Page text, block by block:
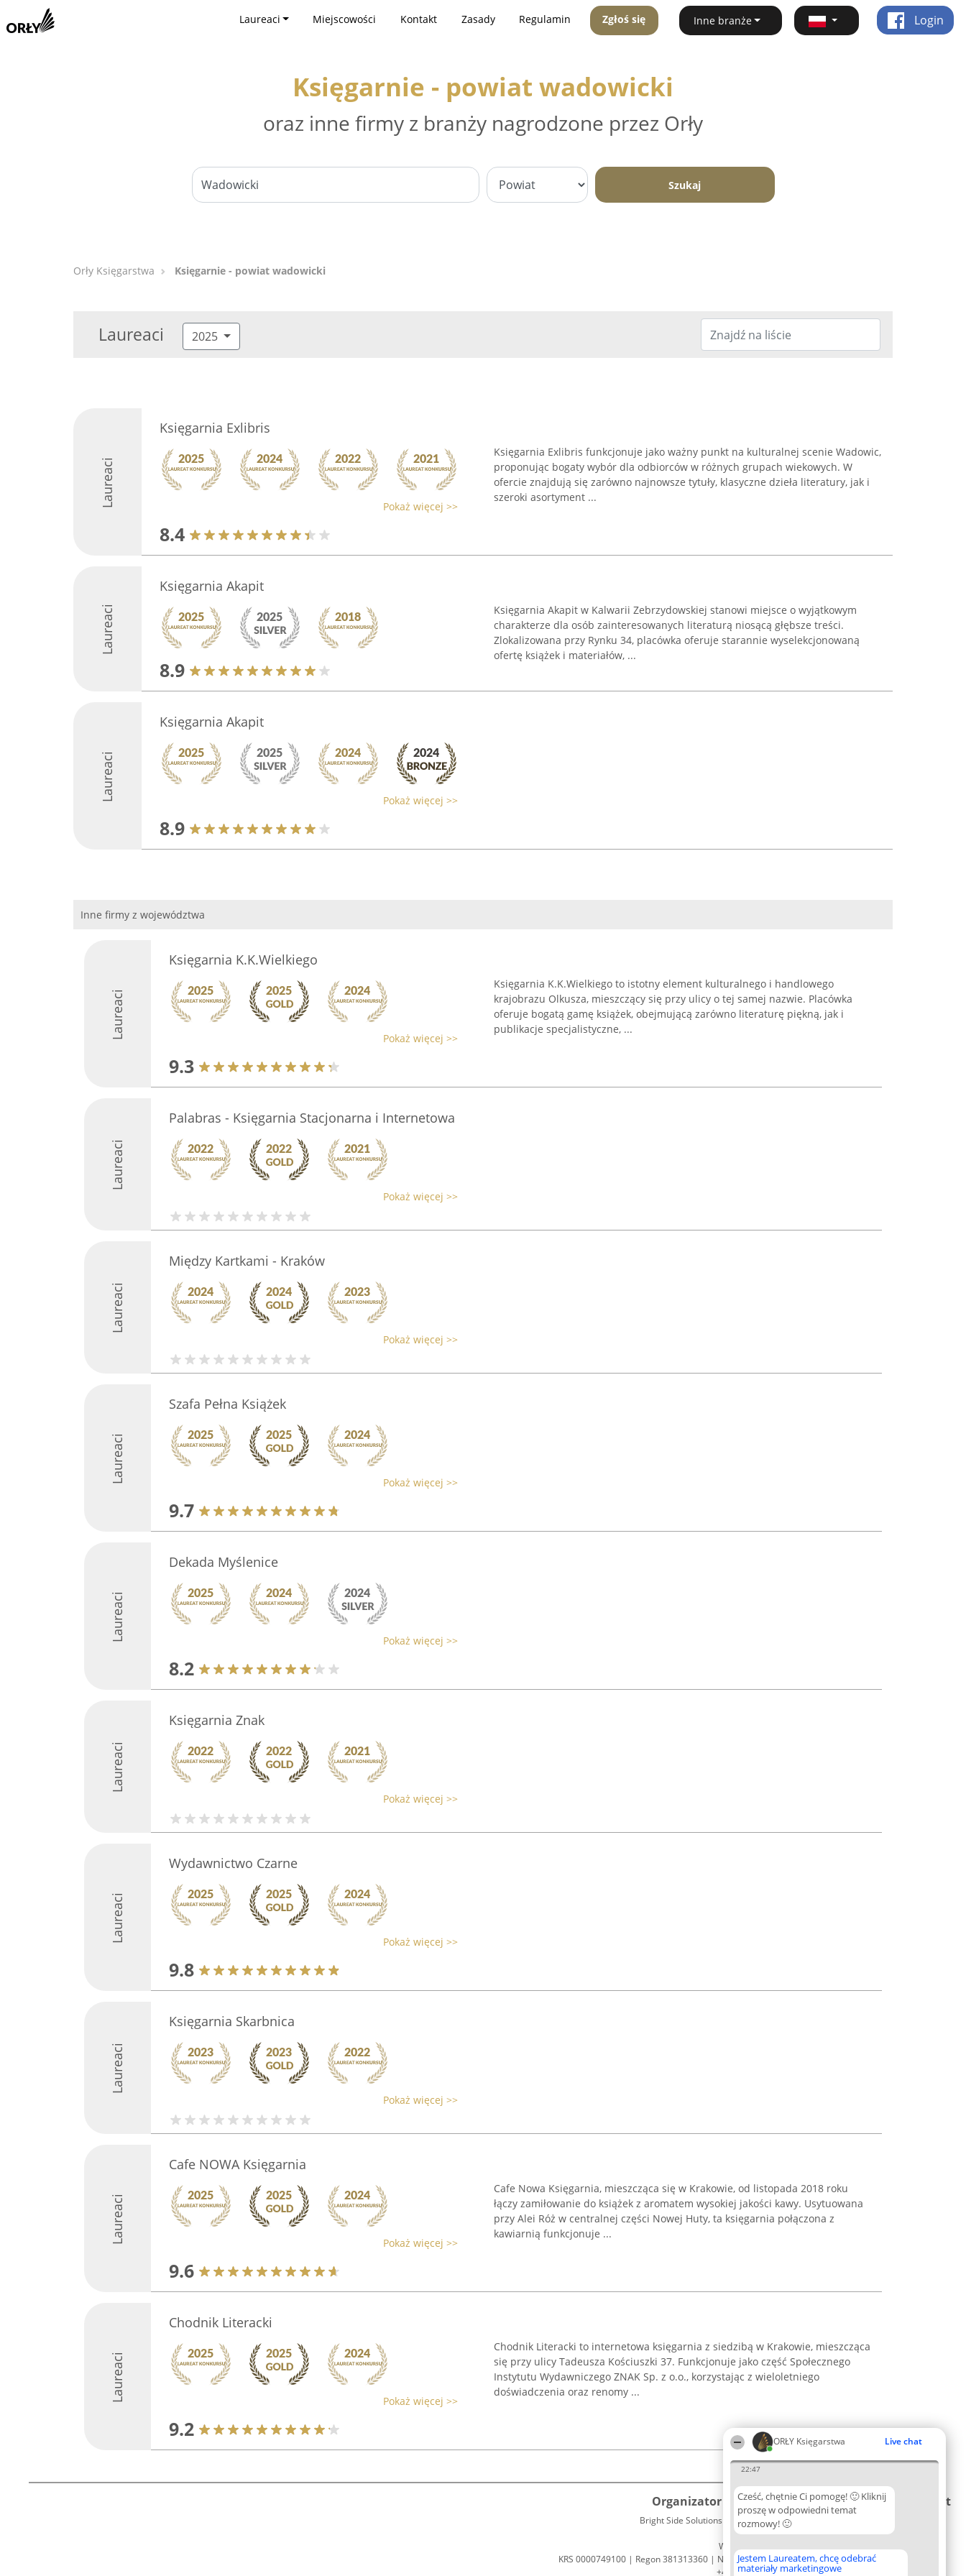
ORŁY Księgarstwa Live chat
22:47
Cześć, chętnie Ci pomogę! 🙂 Kliknij
proszę w odpowiedni temat
rozmowy! 🙂
Jestem Laureatem, chcę odebrać
materiały marketingowe
Laureaci Miejscowości Kontakt Zasady Regulamin Zgłoś się Inne branże Login
Księgarnie - powiat wadowicki
oraz inne firmy z branży nagrodzone przez Orły
Szukaj
Orły Księgarstwa Księgarnie - powiat wadowicki
Laureaci 2025
Laureaci
Księgarnia Exlibris
Pokaż więcej >>
8.4
Księgarnia Exlibris funkcjonuje jako ważny punkt na kulturalnej scenie Wadowic,
proponując bogaty wybór dla odbiorców w różnych grupach wiekowych. W
ofercie znajdują się zarówno najnowsze tytuły, klasyczne dzieła literatury, jak i
szeroki asortyment ...
Laureaci
Księgarnia Akapit
8.9
Księgarnia Akapit w Kalwarii Zebrzydowskiej stanowi miejsce o wyjątkowym
charakterze dla osób zainteresowanych literaturą niosącą głębsze treści.
Zlokalizowana przy Rynku 34, placówka oferuje starannie wyselekcjonowaną
ofertę książek i materiałów, ...
Laureaci
Księgarnia Akapit
Pokaż więcej >>
8.9
Inne firmy z województwa
Laureaci
Księgarnia K.K.Wielkiego
Pokaż więcej >>
9.3
Księgarnia K.K.Wielkiego to istotny element kulturalnego i handlowego
krajobrazu Olkusza, mieszczący się przy ulicy o tej samej nazwie. Placówka
oferuje bogatą gamę książek, obejmującą zarówno literaturę piękną, jak i
publikacje specjalistyczne, ...
Laureaci
Palabras - Księgarnia Stacjonarna i Internetowa
Pokaż więcej >>
Laureaci
Między Kartkami - Kraków
Pokaż więcej >>
Laureaci
Szafa Pełna Książek
Pokaż więcej >>
9.7
Laureaci
Dekada Myślenice
Pokaż więcej >>
8.2
Laureaci
Księgarnia Znak
Pokaż więcej >>
Laureaci
Wydawnictwo Czarne
Pokaż więcej >>
9.8
Laureaci
Księgarnia Skarbnica
Pokaż więcej >>
Laureaci
Cafe NOWA Księgarnia
Pokaż więcej >>
9.6
Cafe Nowa Księgarnia, mieszcząca się w Krakowie, od listopada 2018 roku
łączy zamiłowanie do książek z aromatem wysokiej jakości kawy. Usytuowana
przy Alei Róż w centralnej części Nowej Huty, ta księgarnia połączona z
kawiarnią funkcjonuje ...
Laureaci
Chodnik Literacki
Pokaż więcej >>
9.2
Chodnik Literacki to internetowa księgarnia z siedzibą w Krakowie, mieszcząca
się przy ulicy Tadeusza Kościuszki 37. Funkcjonuje jako część Społecznego
Instytutu Wydawniczego ZNAK Sp. z o.o., korzystając z wieloletniego
doświadczenia oraz renomy ...
Organizator plebiscytu
Bright Side Solutions sp. z o. o. sp. k.
ul. Ruska 22
Wrocław 50-079
KRS 0000749100 | Regon 381313360 | NIP 8943132676
+48 508 492 400
Plebiscyt
Lista
Laureatów
Zasady
Kontakt